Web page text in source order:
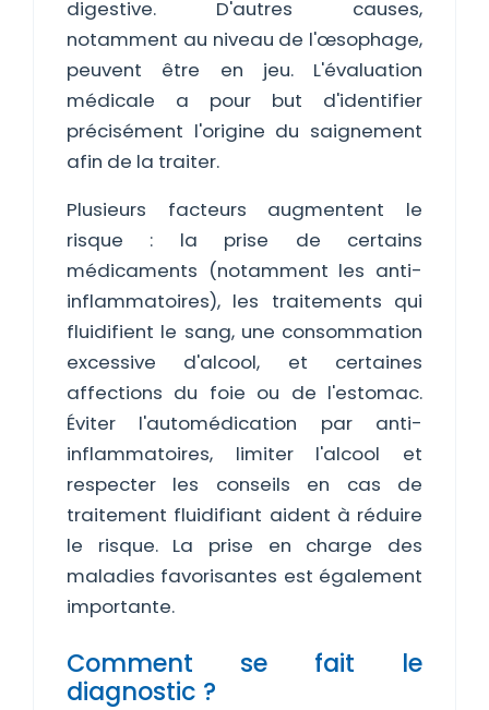
digestive. D'autres causes,
notamment au niveau de l'œsophage,
peuvent être en jeu. L'évaluation
médicale a pour but d'identifier
précisément l'origine du saignement
afin de la traiter.
Plusieurs facteurs augmentent le
risque : la prise de certains
médicaments (notamment les anti-
inflammatoires), les traitements qui
fluidifient le sang, une consommation
excessive d'alcool, et certaines
affections du foie ou de l'estomac.
Éviter l'automédication par anti-
inflammatoires, limiter l'alcool et
respecter les conseils en cas de
traitement fluidifiant aident à réduire
le risque. La prise en charge des
maladies favorisantes est également
importante.
Comment se fait le
diagnostic ?